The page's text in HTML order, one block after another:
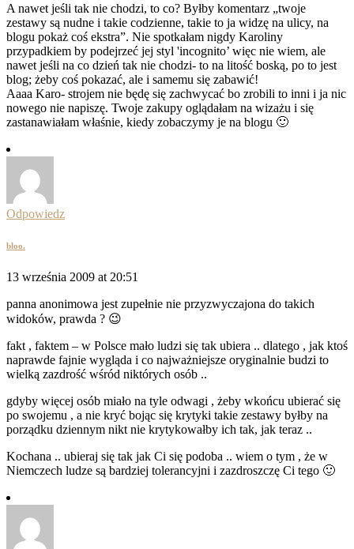
A nawet jeśli tak nie chodzi, to co? Byłby komentarz „twoje
zestawy są nudne i takie codzienne, takie to ja widzę na ulicy, na
blogu pokaż coś ekstra”. Nie spotkałam nigdy Karoliny
przypadkiem by podejrzeć jej styl 'incognito’ więc nie wiem, ale
nawet jeśli na co dzień tak nie chodzi- to na litość boską, po to jest
blog; żeby coś pokazać, ale i samemu się zabawić!
Aaaa Karo- strojem nie będę się zachwycać bo zrobili to inni i ja nic
nowego nie napiszę. Twoje zakupy oglądałam na wizażu i się
zastanawiałam właśnie, kiedy zobaczymy je na blogu 🙂
Odpowiedz
bloo.
13 września 2009 at 20:51
panna anonimowa jest zupełnie nie przyzwyczajona do takich
widoków, prawda ? 😉
fakt , faktem – w Polsce mało ludzi się tak ubiera .. dlatego , jak ktoś
naprawde fajnie wygląda i co najważniejsze oryginalnie budzi to
wielką zazdrość wśród niktórych osób ..
gdyby więcej osób miało na tyle odwagi , żeby wkońcu ubierać się
po swojemu , a nie kryć bojąc się krytyki takie zestawy byłby na
porządku dziennym nikt nie krytykowałby ich tak, jak teraz ..
Kochana .. ubieraj się tak jak Ci się podoba .. wiem o tym , że w
Niemczech ludze są bardziej tolerancyjni i zazdroszczę Ci tego 🙂